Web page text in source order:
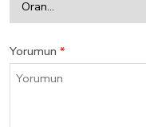
Yorumun *